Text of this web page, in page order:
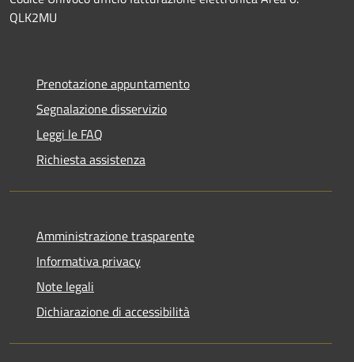
QLK2MU
Prenotazione appuntamento
Segnalazione disservizio
Leggi le FAQ
Richiesta assistenza
Amministrazione trasparente
Informativa privacy
Note legali
Dichiarazione di accessibilità